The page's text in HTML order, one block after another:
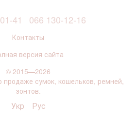
41 066 130-12-16
Контакты
версия сайта
© 2015—2026
продаже сумок, кошельков, ремней,
зонтов.
Укр Рус